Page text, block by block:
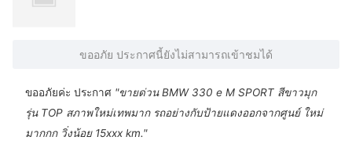
ขออภัย ประกาศนี้ยังไม่สามารถเข้าชมได้
ขออภัยค่ะ ประกาศ "ขายด่วน BMW 330 e M SPORT สีขาวมุก
รุ่น TOP สภาพใหม่เทพมาก รถอย่างกับป้ายแดงออกจากศูนย์ ใหม่
มากกก วิ่งน้อย 15xxx km."